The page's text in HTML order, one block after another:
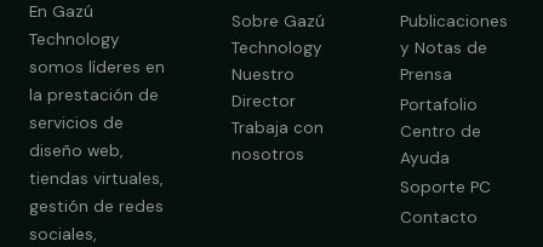
En Gazú
Technology
somos líderes en
la prestación de
servicios de
diseño web,
tiendas virtuales,
gestión de redes
sociales,
Sobre Gazú
Technology
Nuestro
Director
Trabaja con
nosotros
Publicaciones
y Notas de
Prensa
Portafolio
Centro de
Ayuda
Soporte PC
Contacto